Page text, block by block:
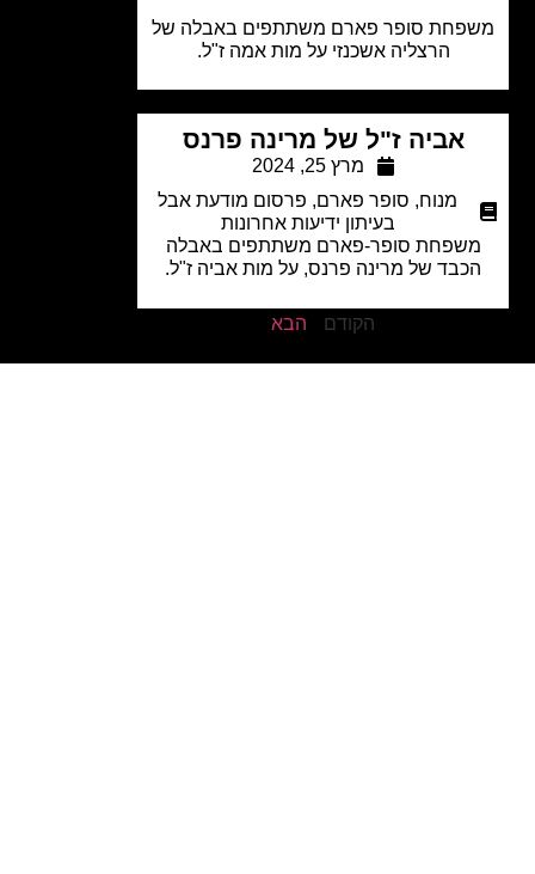
סופר פארם משתתפים באבלה של
הרצליה אשכנזי על מות אמה ז"ל.
אביה ז"ל של מרינה פרנס
מרץ 25, 2024
מנוח, סופר פארם,פרסום מודעת אבל
בעיתון ידיעות אחרונות
סופר-פארם משתתפים באבלה
של מרינה פרנס, על מות אביה ז"ל.
הבא